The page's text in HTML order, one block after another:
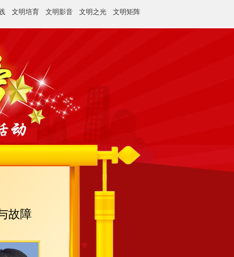
文明培育 文明影音 文明之光 文明矩阵
故障